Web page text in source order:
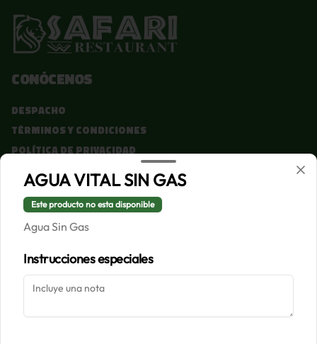
Conócenos
Despacho
Términos y condiciones
Política de privacidad
Redes sociales
Instagram
Facebook
Mi cuenta
Iniciar sesión
AGUA VITAL SIN GAS
Este producto no esta disponible
Agua Sin Gas
Instrucciones especiales